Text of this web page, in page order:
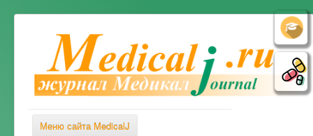
Меню сайта MedicalJ